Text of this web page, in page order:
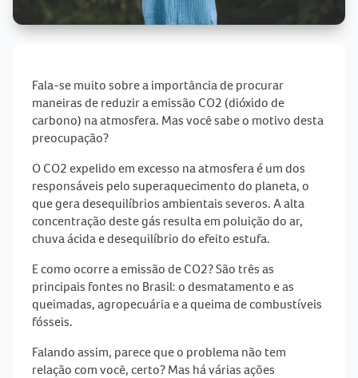
Fala-se muito sobre a importância de procurar
maneiras de reduzir a emissão CO2 (dióxido de
carbono) na atmosfera. Mas você sabe o motivo desta
preocupação?
O CO2 expelido em excesso na atmosfera é um dos
responsáveis pelo superaquecimento do planeta, o
que gera desequilíbrios ambientais severos. A alta
concentração deste gás resulta em poluição do ar,
chuva ácida e desequilíbrio do efeito estufa.
E como ocorre a emissão de CO2? São três as
principais fontes no Brasil: o desmatamento e as
queimadas, agropecuáriae aqueima de combustíveis
fósseis.
Falando assim, parece que o problema não tem
relação com você, certo? Mas há várias ações